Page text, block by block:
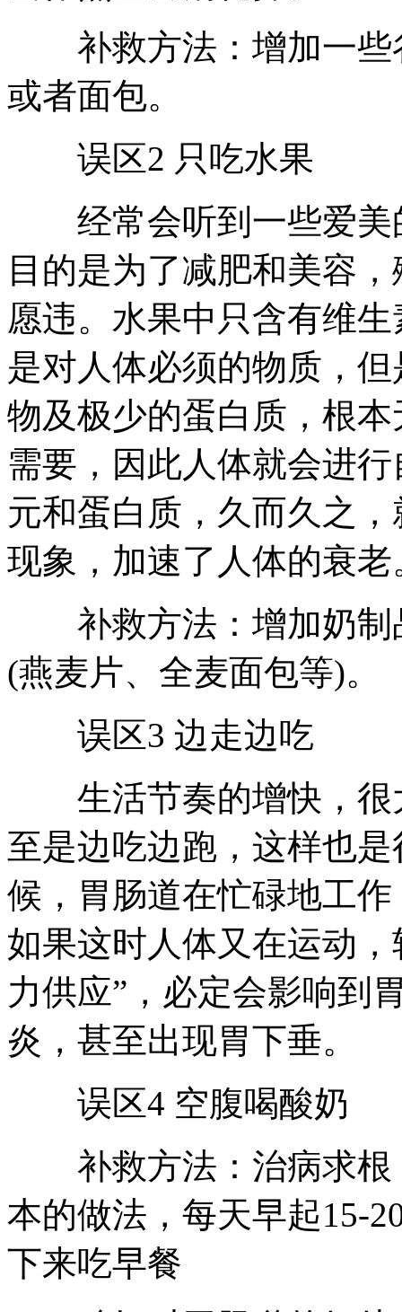
补救方法：增加一些
或者面包。
误区2 只吃水果
经常会听到一些爱美
目的是为了减肥和美容
愿违。水果中只含有维
是对人体必须的物质，
物及极少的蛋白质，根
需要，因此人体就会进
元和蛋白质，久而久之
现象，加速了人体的衰老
补救方法：增加奶制
(燕麦片、全麦面包等)。
误区3 边走边吃
生活节奏的增快，很
至是边吃边跑，这样也
候，胃肠道在忙碌地工
如果这时人体又在运动
力供应”，必定会影响到
炎，甚至出现胃下垂。
误区4 空腹喝酸奶
补救方法：治病求根
本的做法，每天早起15-
下来吃早餐